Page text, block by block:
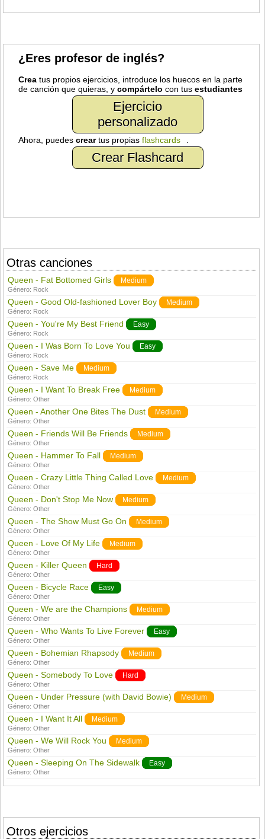
¿Eres profesor de inglés?
Crea tus propios ejercicios, introduce los huecos en la parte
de canción que quieras, ycompártelo con tusestudiantes
Ejercicio
personalizado
Ahora, puedescreartus propiasflashcards
Crear Flashcard
Otras canciones
Queen - Fat Bottomed Girls Medium
Género: Rock
Queen - Good Old-fashioned Lover Boy Medium
Género: Rock
Queen - You're My Best Friend Easy
Género: Rock
Queen - I Was Born To Love You Easy
Género: Rock
Queen - Save Me Medium
Género: Rock
Queen - I Want To Break Free Medium
Género:Other
Queen - Another One Bites The Dust Medium
Género:Other
Queen - Friends Will Be Friends Medium
Género:Other
Queen - Hammer To Fall Medium
Género:Other
Queen - Crazy Little Thing Called Love Medium
Género:Other
Queen - Don't Stop Me Now Medium
Género:Other
Queen - The Show Must Go On Medium
Género:Other
Queen - Love Of My Life Medium
Género:Other
Queen - Killer Queen Hard
Género:Other
Queen - Bicycle Race Easy
Género:Other
Queen - We are the Champions Medium
Género:Other
Queen - Who Wants To Live Forever Easy
Género:Other
Queen - Bohemian Rhapsody Medium
Género:Other
Queen - Somebody To Love Hard
Género:Other
Queen - Under Pressure (with David Bowie) Medium
Género:Other
Queen - I Want It All Medium
Género:Other
Queen - We Will Rock You Medium
Género:Other
Queen - Sleeping On The Sidewalk Easy
Género:Other
Otros ejercicios